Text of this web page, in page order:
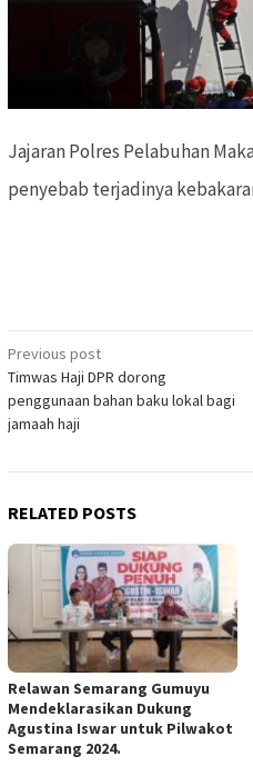
Jajaran Polres Pelabuhan
penyebab terjadinya
Post
navigation
Previous post
Timwas Haji DPR dorong
penggunaan bahan baku lokal bagi
jamaah haji
RELATED POSTS
Relawan Semarang Gumuyu
Mendeklarasikan Dukung
Agustina Iswar untuk Pilwakot
Semarang 2024.